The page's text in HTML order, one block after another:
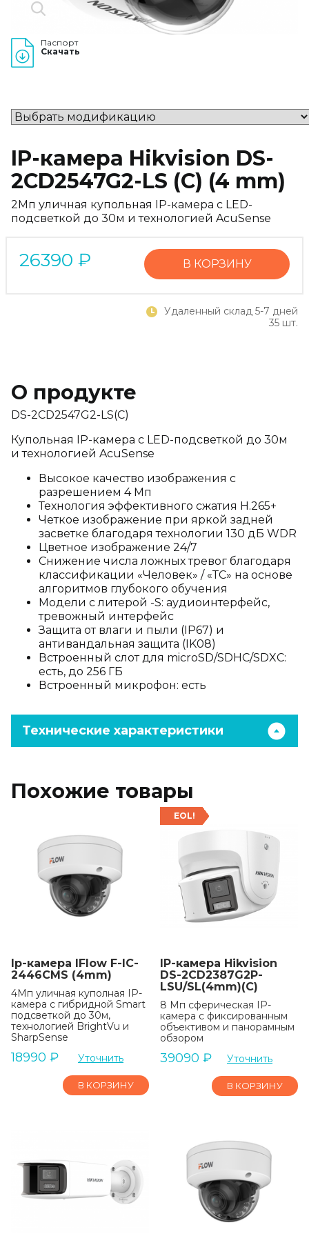
Паспорт
Скачать
IP-камера Hikvision DS-
2CD2547G2-LS (С) (4 mm)
2Мп уличная купольная IP-камера с LED-
подсветкой до 30м и технологией AcuSense
26390 ₽ В КОРЗИНУ
Удаленный склад 5-7 дней
35 шт.
О продукте
DS-2CD2547G2-LS(С)
Купольная IP-камера с LED-подсветкой до 30м
и технологией AcuSense
Высокое качество изображения с
разрешением 4 Мп
Технология эффективного сжатия H.265+
Четкое изображение при яркой задней
засветке благодаря технологии 130 дБ WDR
Цветное изображение 24/7
Снижение числа ложных тревог благодаря
классификации «Человек» / «ТС» на основе
алгоритмов глубокого обучения
Модели с литерой -S: аудиоинтерфейс,
тревожный интерфейс
Защита от влаги и пыли (IP67) и
антивандальная защита (IK08)
Встроенный слот для microSD/SDHC/SDXC:
есть, до 256 ГБ
Встроенный микрофон: есть
Технические характеристики
Похожие товары
Ip-камера IFlow F-IC-
2446CMS (4mm)
4Мп уличная куполная IP-
камера с гибридной Smart
подсветкой до 30м,
технологией BrightVu и
SharpSense
18990 ₽ Уточнить
В КОРЗИНУ
EOL!
IP-камера Hikvision
DS-2CD2387G2P-
LSU/SL(4mm)(C)
8 Мп сферическая IP-
камера с фиксированным
объективом и панорамным
обзором
39090 ₽ Уточнить
В КОРЗИНУ